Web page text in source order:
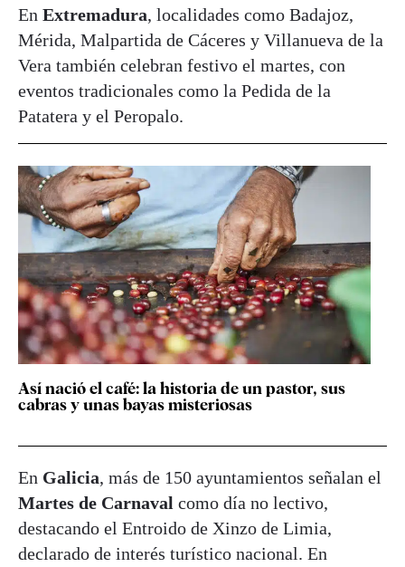
En Extremadura, localidades como Badajoz,
Mérida, Malpartida de Cáceres y Villanueva de la
Vera también celebran festivo el martes, con
eventos tradicionales como la Pedida de la
Patatera y el Peropalo.
Así nació el café: la historia de un pastor, sus
cabras y unas bayas misteriosas
En Galicia, más de 150 ayuntamientos señalan el
Martes de Carnaval como día no lectivo,
destacando el Entroido de Xinzo de Limia,
declarado de interés turístico nacional. En